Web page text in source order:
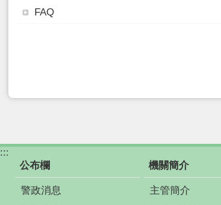
FAQ
:::
公布欄
警政消息
機關簡介
主管簡介